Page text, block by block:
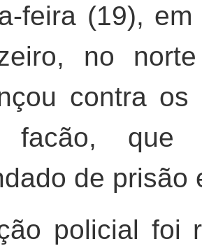
feira (19),
no
contra
facão, que
de prisão
policial foi